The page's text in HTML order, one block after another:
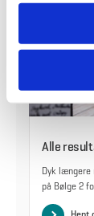
Alle
Dyk
på Bølge 2